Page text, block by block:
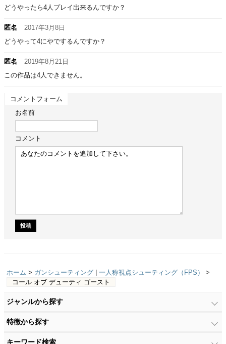
どうやったら4人プレイ出来るんですか？
匿名
2017年3月8日
どうやって4にやでするんですか？
匿名
2019年8月21日
この作品は4人できません。
コメントフォーム
お名前
コメント
ホーム > ガンシューティング 一人称視点シューティング（FPS）
>
コール オブ デューティ ゴースト
ジャンルから探す
特徴から探す
キーワード検索